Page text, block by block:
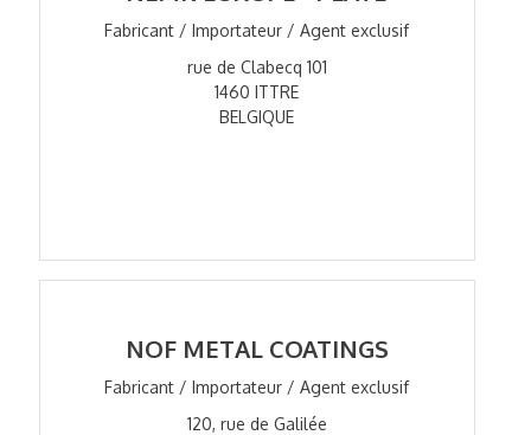
Fabricant / Importateur / Agent exclusif
rue de Clabecq 101
1460 ITTRE
BELGIQUE
NOF METAL COATINGS
Fabricant / Importateur / Agent exclusif
120, rue de Galilée